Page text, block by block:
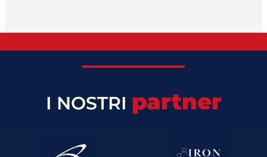
I NOSTRI partner